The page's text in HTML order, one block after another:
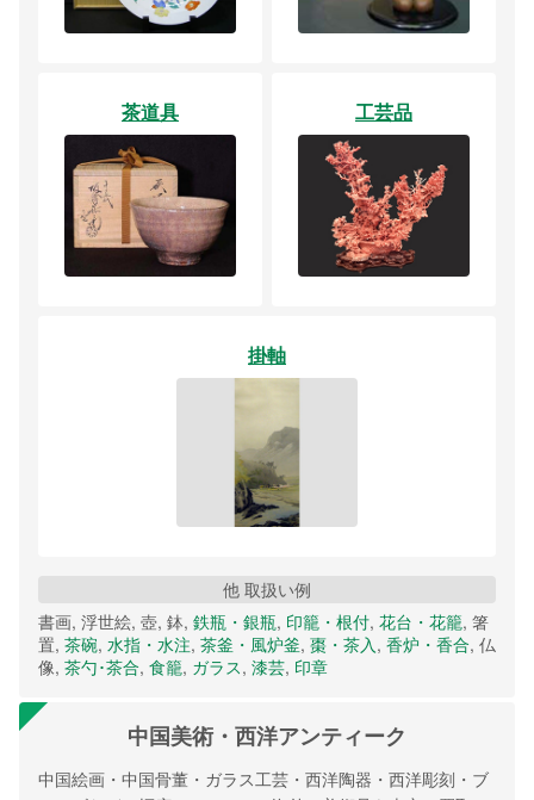
茶道具 工芸品
掛軸
他 取扱い例
書画, 浮世絵, 壺, 鉢, 鉄瓶・銀瓶, 印籠・根付, 花台・花籠, 箸
置, 茶碗, 水指・水注, 茶釜・風炉釜, 棗・茶入, 香炉・香合, 仏
像, 茶勺･茶合, 食籠, ガラス, 漆芸, 印章
中国美術・西洋アンティーク
中国絵画・中国骨董・ガラス工芸・西洋陶器・西洋彫刻・ブ